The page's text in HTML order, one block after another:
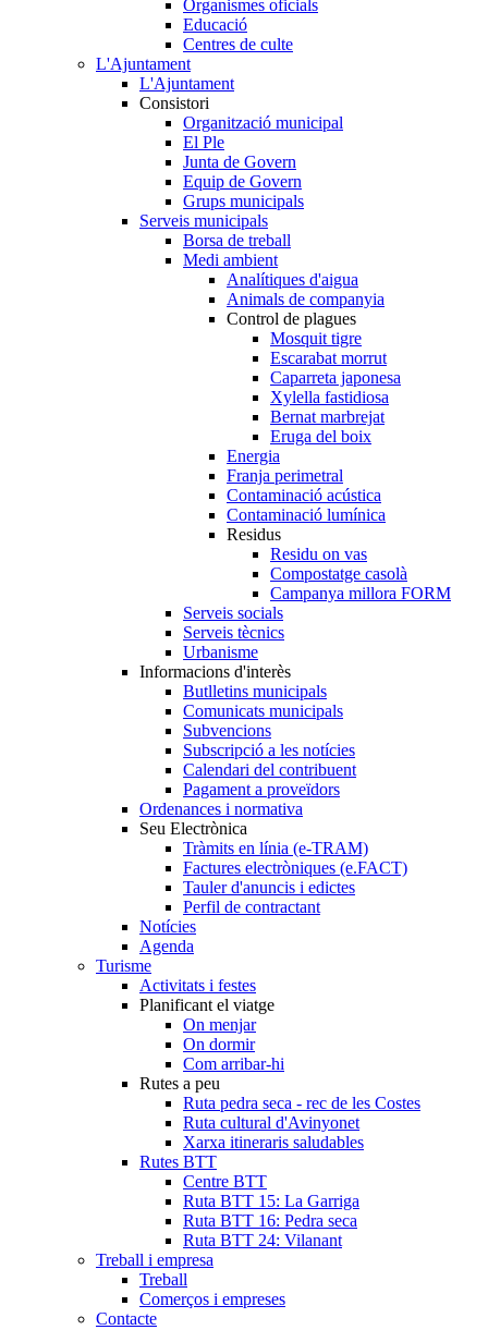
Organismes oficials
Educació
Centres de culte
L'Ajuntament
L'Ajuntament
Consistori
Organització municipal
El Ple
Junta de Govern
Equip de Govern
Grups municipals
Serveis municipals
Borsa de treball
Medi ambient
Analítiques d'aigua
Animals de companyia
Control de plagues
Mosquit tigre
Escarabat morrut
Caparreta japonesa
Xylella fastidiosa
Bernat marbrejat
Eruga del boix
Energia
Franja perimetral
Contaminació acústica
Contaminació lumínica
Residus
Residu on vas
Compostatge casolà
Campanya millora FORM
Serveis socials
Serveis tècnics
Urbanisme
Informacions d'interès
Butlletins municipals
Comunicats municipals
Subvencions
Subscripció a les notícies
Calendari del contribuent
Pagament a proveïdors
Ordenances i normativa
Seu Electrònica
Tràmits en línia (e-TRAM)
Factures electròniques (e.FACT)
Tauler d'anuncis i edictes
Perfil de contractant
Notícies
Agenda
Turisme
Activitats i festes
Planificant el viatge
On menjar
On dormir
Com arribar-hi
Rutes a peu
Ruta pedra seca - rec de les Costes
Ruta cultural d'Avinyonet
Xarxa itineraris saludables
Rutes BTT
Centre BTT
Ruta BTT 15: La Garriga
Ruta BTT 16: Pedra seca
Ruta BTT 24: Vilanant
Treball i empresa
Treball
Comerços i empreses
Contacte